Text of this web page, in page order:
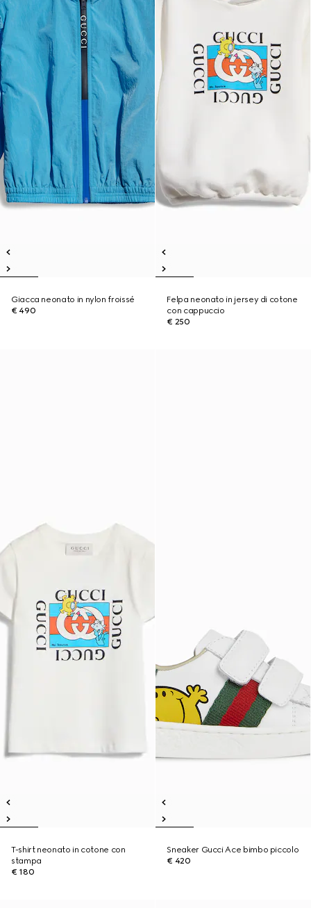
Giacca neonato in nylon froissé
€ 490
Felpa neonato in jersey di cotone
con cappuccio
€ 250
T-shirt neonato in cotone con
stampa
€ 180
Sneaker Gucci Ace bimbo piccolo
€ 420